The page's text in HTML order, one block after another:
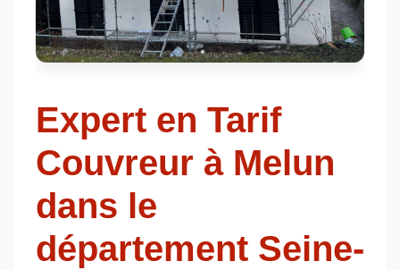
Expert en Tarif
Couvreur à Melun
dans le
département Seine-